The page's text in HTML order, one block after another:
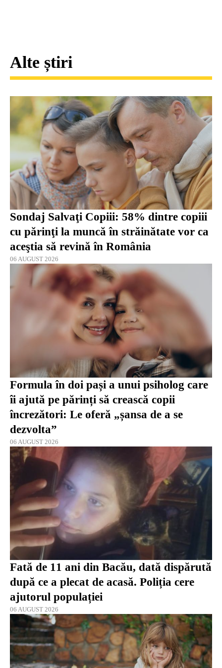
Alte știri
Sondaj Salvaţi Copiii: 58% dintre copiii
cu părinţi la muncă în străinătate vor ca
aceştia să revină în România
06 AUGUST 2026
Formula în doi pași a unui psiholog care
îi ajută pe părinți să crească copii
încrezători: Le oferă „șansa de a se
dezvolta”
06 AUGUST 2026
Fată de 11 ani din Bacău, dată dispărută
după ce a plecat de acasă. Poliția cere
ajutorul populației
06 AUGUST 2026